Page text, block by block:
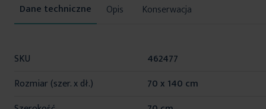
galerii
Opis Konserwacja
Więcej
SKU
462477
Rozmiar (szer. x dł.)
70 x 140 cm